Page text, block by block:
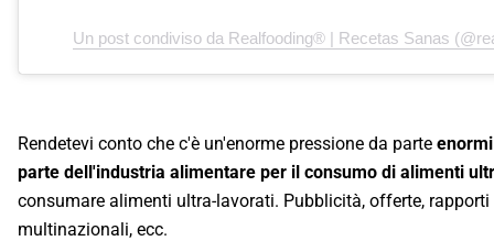
Un post condiviso da Realfooding® | Recetas Sanas
Rendetevi conto che c'è un'enorme pressione da parte
parte dell'industria alimentare per il consumo di alimenti
consumare alimenti ultra-lavorati. Pubblicità, offerte,
multinazionali, ecc.